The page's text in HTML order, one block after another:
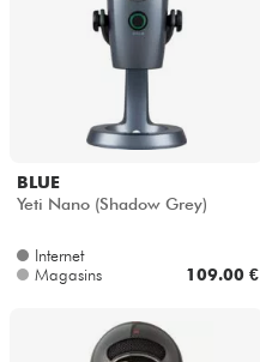
Sono
Eclairage
Violons & Quatuor
Eveil Musical
BLUE
Yeti Nano (Shadow Grey)
Internet
Magasins
109.00 €